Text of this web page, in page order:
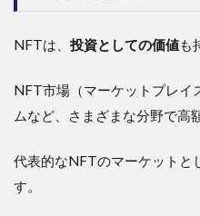
NFTは、 投資としての価値も
NFT市場（マーケットプレイ
ムなど、さまざまな分野で高
代表的なNFTのマーケットと
す。